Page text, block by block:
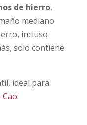
de hierro,
mediano
incluso
solo contiene
ideal para
.